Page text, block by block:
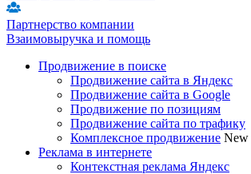
Партнерство компании
Взаимовыручка и помощь
Продвижение в поиске
Продвижение сайта в Яндекс
Продвижение сайта в Google
Продвижение по позициям
Продвижение сайта по трафику
Комплексное продвижение New
Реклама в интернете
Контекстная реклама Яндекс